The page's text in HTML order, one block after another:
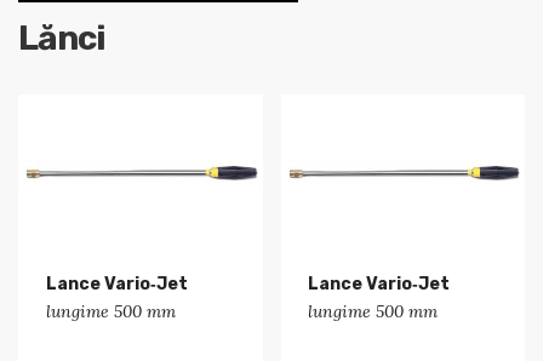
Lănci
Lance Vario‑Jet
lungime 500 mm
Lance Vario‑Jet
lungime 500 mm